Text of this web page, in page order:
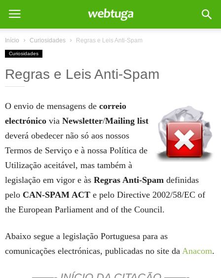
Início Curiosidades Regras e Leis Anti-Spam
Curiosidades
Regras e Leis Anti-Spam
O envio de mensagens de correio
electrónico via Newsletter/Mailing list
deverá obedecer não só aos nossos
Termos de Serviço e à nossa Política de
Utilização aceitável, mas também à
legislação em vigor e às Regras Anti-Spam definidas
pelo CAN-SPAM ACT e pelo Directive 2002/58/EC of
the European Parliament and of the Council.
Abaixo segue a legislação Portuguesa para as
comunicações electrónicas, publicadas no site da Anacom.